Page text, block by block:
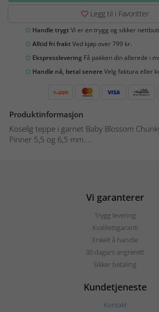
Legg til i Favoritter
Handle trygtVi er en trygg og sikker
Alltid fri fraktVed kjøp over 799 kr.
Ekspresslevering Få pakken din allerede i
Handle nå, betal senereVelg faktura eller
Produktinformasjon
Koselig teppe i garnet Baby Blossom
Pinner 5,5 og 6,5 mm....
Vi garanterer
Trygg levering
Kvalitetsgaranti
Enkelt å handle
30 dagars angrerett
Sikker betaling
Kundetjeneste
Kontakt